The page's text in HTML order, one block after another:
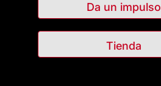
Da un impulso
Tienda